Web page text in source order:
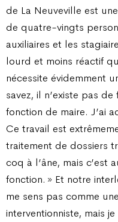
de La Neuveville est
de quatre-vingts
auxiliaires et les
lourd et moins réactif
nécessite évidemment
savez, il n’existe pas
fonction de maire. J’ai
Ce travail est
traitement de dossiers
coq à l’âne, mais c’est
fonction. » Et notre
me sens pas comme
interventionniste, mais